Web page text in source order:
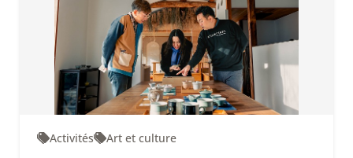
Activités Art et culture